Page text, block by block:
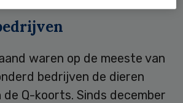
waren op de meeste van
bedrijven de dieren
Q-koorts. Sinds december